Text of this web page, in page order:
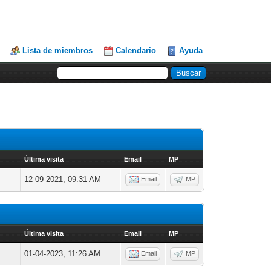
Lista de miembros Calendario Ayuda
Última visita Email MP
12-09-2021, 09:31 AM Email MP
Última visita Email MP
01-04-2023, 11:26 AM Email MP